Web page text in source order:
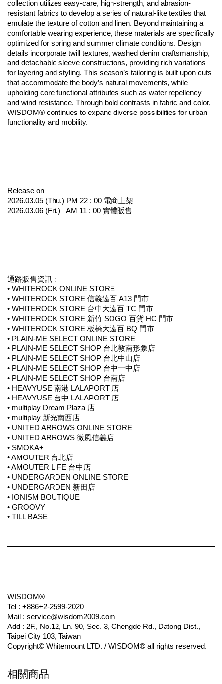
collection utilizes easy-care, high-strength, and abrasion-
resistant fabrics to develop a series of natural-like textiles that
emulate the texture of cotton and linen. Beyond maintaining a
comfortable wearing experience, these materials are specifically
optimized for spring and summer climate conditions. Design
details incorporate twill textures, washed denim craftsmanship,
and detachable sleeve constructions, providing rich variations
for layering and styling. This season’s tailoring is built upon cuts
that accommodate the body’s natural movements, while
upholding core functional attributes such as water repellency
and wind resistance. Through bold contrasts in fabric and color,
WISDOM® continues to expand diverse possibilities for urban
functionality and mobility.
Release on
2026.03.05 (Thu.) PM 22 : 00 電商上架
2026.03.06 (Fri.)   AM 11 : 00 實體販售
通路販售資訊：
• WHITEROCK ONLINE STORE
• WHITEROCK STORE 信義遠百 A13 門市
• WHITEROCK STORE 台中大遠百 TC 門市
• WHITEROCK STORE 新竹 SOGO 百貨 HC 門市
• WHITEROCK STORE 板橋大遠百 BQ 門市
• PLAIN-ME SELECT ONLINE STORE
• PLAIN-ME SELECT SHOP 台北敦南形象店
• PLAIN-ME SELECT SHOP 台北中山店
• PLAIN-ME SELECT SHOP 台中一中店
• PLAIN-ME SELECT SHOP 台南店
• HEAVYUSE 南港 LALAPORT 店
• HEAVYUSE 台中 LALAPORT 店
• multiplay Dream Plaza 店
• multiplay 新光南西店
• UNITED ARROWS ONLINE STORE
• UNITED ARROWS 微風信義店
• SMOKA+
• AMOUTER 台北店
• AMOUTER LIFE 台中店
• UNDERGARDEN ONLINE STORE
• UNDERGARDEN 新田店
• IONISM BOUTIQUE
• GROOVY
• TILL BASE
WISDOM®
Tel : +886+2-2599-2020
Mail : service@wisdom2009.com
Add : 2F., No.12, Ln. 90, Sec. 3, Chengde Rd., Datong Dist.,
Taipei City 103, Taiwan
Copyright© Whitemount LTD. / WISDOM® all rights reserved.
相關商品